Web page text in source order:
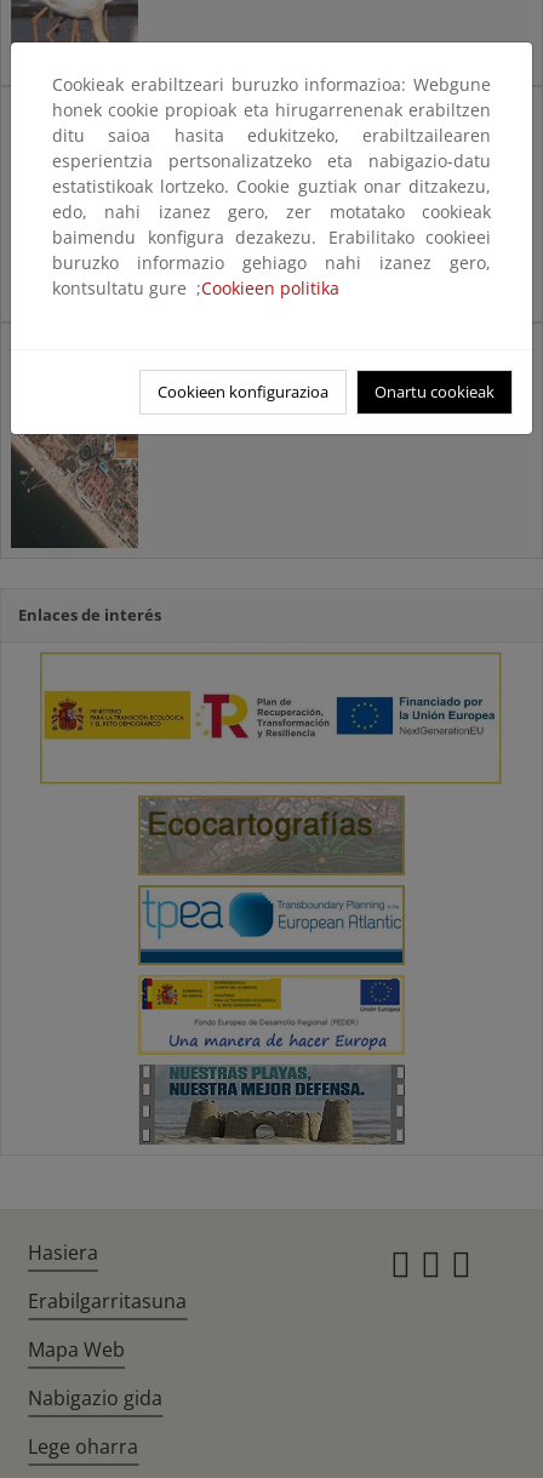
CAMBIO CLIMÁTICO
Estrategia para la adaptación
al cambio climático
Estrategias para la protección
de la costa española
Enlaces de interés
Cookieak erabiltzeari buruzko informazioa: Webgune
honek cookie propioak eta hirugarrenenak erabiltzen
ditu saioa hasita edukitzeko, erabiltzailearen
esperientzia pertsonalizatzeko eta nabigazio-datu
estatistikoak lortzeko. Cookie guztiak onar ditzakezu,
edo, nahi izanez gero, zer motatako cookieak
baimendu konfigura dezakezu. Erabilitako cookieei
buruzko informazio gehiago nahi izanez gero,
kontsultatu gure ;Cookieen politika
Cookieen konfigurazioa Onartu cookieak
Hasiera
Erabilgarritasuna
Mapa Web
Nabigazio gida
Lege oharra